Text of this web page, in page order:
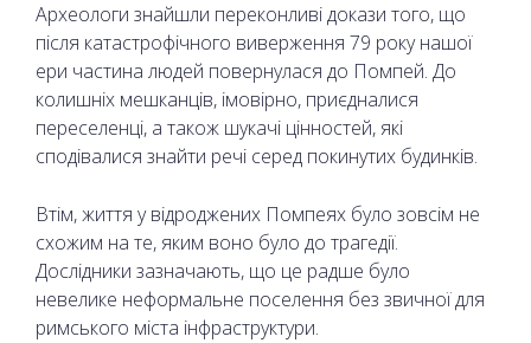
Археологи знайшли переконливі докази того, що
після катастрофічного виверження 79 року нашої
ери частина людей повернулася до Помпей. До
колишніх мешканців, імовірно, приєдналися
переселенці, а також шукачі цінностей, які
сподівалися знайти речі серед покинутих будинків.
Втім, життя у відроджених Помпеях було зовсім не
схожим на те, яким воно було до трагедії.
Дослідники зазначають, що це радше було
невелике неформальне поселення без звичної для
римського міста інфраструктури.